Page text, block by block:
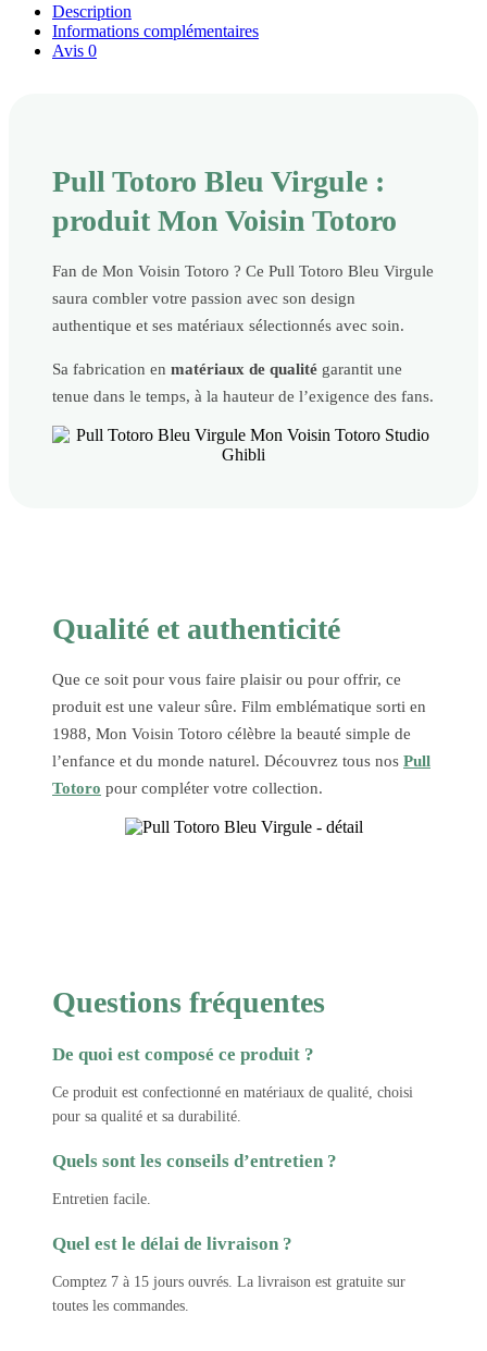
Description
Informations complémentaires
Avis 0
Pull Totoro Bleu Virgule :
produit Mon Voisin Totoro
Fan de Mon Voisin Totoro ? Ce Pull Totoro Bleu Virgule
saura combler votre passion avec son design
authentique et ses matériaux sélectionnés avec soin.
Sa fabrication en matériaux de qualité garantit une
tenue dans le temps, à la hauteur de l’exigence des fans.
Qualité et authenticité
Que ce soit pour vous faire plaisir ou pour offrir, ce
produit est une valeur sûre. Film emblématique sorti en
1988, Mon Voisin Totoro célèbre la beauté simple de
l’enfance et du monde naturel. Découvrez tous nos Pull
Totoro pour compléter votre collection.
Questions fréquentes
De quoi est composé ce produit ?
Ce produit est confectionné en matériaux de qualité, choisi
pour sa qualité et sa durabilité.
Quels sont les conseils d’entretien ?
Entretien facile.
Quel est le délai de livraison ?
Comptez 7 à 15 jours ouvrés. La livraison est gratuite sur
toutes les commandes.